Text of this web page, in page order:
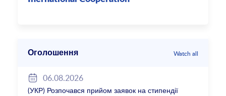
Оголошення Watch all
06.08.2026
(УКР) Розпочався прийом заявок на стипендії